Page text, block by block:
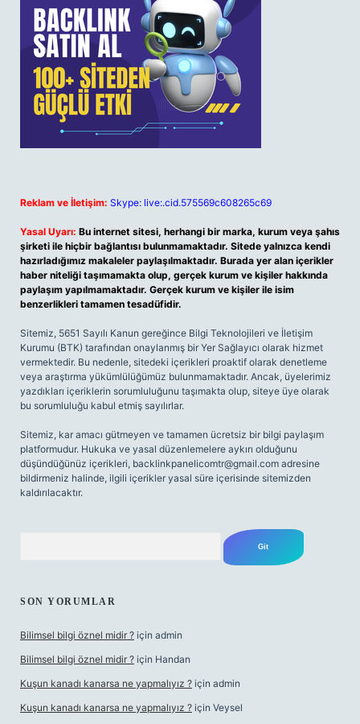
Reklam ve İletişim: Skype: live:.cid.575569c608265c69
Yasal Uyarı: Bu internet sitesi, herhangi bir marka, kurum veya şahıs
şirketi ile hiçbir bağlantısı bulunmamaktadır. Sitede yalnızca kendi
hazırladığımız makaleler paylaşılmaktadır. Burada yer alan içerikler
haber niteliği taşımamakta olup, gerçek kurum ve kişiler hakkında
paylaşım yapılmamaktadır. Gerçek kurum ve kişiler ile isim
benzerlikleri tamamen tesadüfidir.
Sitemiz, 5651 Sayılı Kanun gereğince Bilgi Teknolojileri ve İletişim
Kurumu (BTK) tarafından onaylanmış bir Yer Sağlayıcı olarak hizmet
vermektedir. Bu nedenle, sitedeki içerikleri proaktif olarak denetleme
veya araştırma yükümlülüğümüz bulunmamaktadır. Ancak, üyelerimiz
yazdıkları içeriklerin sorumluluğunu taşımakta olup, siteye üye olarak
bu sorumluluğu kabul etmiş sayılırlar.
Sitemiz, kar amacı gütmeyen ve tamamen ücretsiz bir bilgi paylaşım
platformudur. Hukuka ve yasal düzenlemelere aykırı olduğunu
düşündüğünüz içerikleri, backlinkpanelicomtr@gmail.com adresine
bildirmeniz halinde, ilgili içerikler yasal süre içerisinde sitemizden
kaldırılacaktır.
SON YORUMLAR
Bilimsel bilgi öznel midir ? için admin
Bilimsel bilgi öznel midir ? için Handan
Kuşun kanadı kanarsa ne yapmalıyız ? için admin
Kuşun kanadı kanarsa ne yapmalıyız ? için Veysel